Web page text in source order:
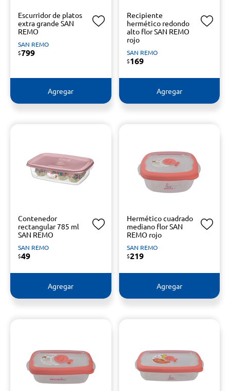
Escurridor de platos
extra grande SAN
REMO
SAN REMO
$799
Agregar
Recipiente
hermético redondo
alto flor SAN REMO
rojo
SAN REMO
$169
Agregar
Contenedor
rectangular 785 ml
SAN REMO
SAN REMO
$49
Agregar
Hermético cuadrado
mediano flor SAN
REMO rojo
SAN REMO
$219
Agregar